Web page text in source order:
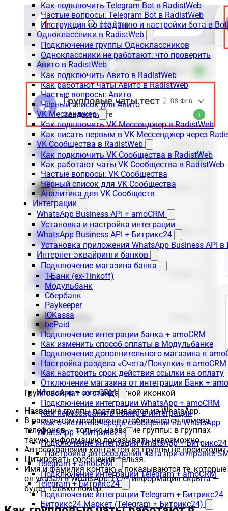
Как подключить Telegram Bot в RadistWeb
Частые вопросы: Telegram Bot в RadistWeb
Инструкция по созданию и настройки бота в
Одноклассники в RadistWeb
Подключение группы Одноклассников
Одноклассники не работают: что проверить
Авито в RadistWeb
Как подключить Авито в RadistWeb
Как работают чаты Авито в RadistWeb
Частые вопросы: Авито
Чёрный список для Авито
VK Мессенджер
Как подключить VK Мессенджер в RadistWeb
Как писать первым в VK Мессенджер через
VK Сообщества в RadistWeb
Как подключить VK Сообщества в RadistWeb
Как работают чаты VK Сообщества в RadistWeb
Частые вопросы: VK Сообщества
Чёрный список для VK Сообщества
Аналитика для VK Сообществ
Интеграции
WhatsApp Business API + amoCRM
Установка и настройка интеграции
WhatsApp Business API + Битрикс24
Установка приложения WhatsApp Business API
Интернет-эквайринги банков
Подключение магазина банка
Т-Банк (ex-Tinkoff)
Модульбанк
Сбербанк
Paykeeper
ЮKassa
bePaid
Подключение интеграции банка + amoCRM
Как изменить способ оплаты в Модульбанке
Подключение дополнительного магазина к
Настройка раздела «Счета/Покупки» в amoCRM
Как настроить срок действия ссылки на оплату
Отключение магазина от интеграции Банк +
WhatsApp + amoCRM
Подключение интеграции WhatsApp + amoCRM
Как пересохранить номер в интеграции
Как очистить очередь сообщений на WhatsApp
WhatsApp + Битрикс24
Подключение интеграции WhatsApp + Битрикс24
Настройка автосоздания чата при отправке
Telegram + amoCRM
Подключение интеграции Telegram + amoCRM
Telegram + Битрикс24
Подключение интеграции Telegram + Битрикс24
Битрикс24.Маркет (Telegram + Битрикс24)
Групповой чат со стандартной иконкой
Название группы подтягивается из WhatsApp.
В раскрытом профиле не отображаются номера
телефонов — только название группы: в группах
такую информацию показывать невозможно.
Автосохранения контактов из группы не происходит.
Цитировать сообщения нельзя.
Имя и фамилия контакта показываются те, которые
он указал в WhatsApp. Если информация скрыта —
будет только номер.